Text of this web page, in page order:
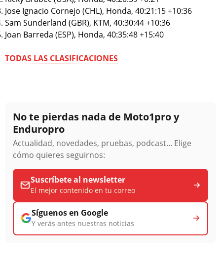
Jose Ignacio Cornejo (CHL), Honda, 40:21:15 +10:36
Sam Sunderland (GBR), KTM, 40:30:44 +10:36
Joan Barreda (ESP), Honda, 40:35:48 +15:40
TODAS LAS CLASIFICACIONES
No te pierdas nada de Moto1pro y
Enduropro
Actualidad, novedades, pruebas, podcast... Elige
cómo quieres seguirnos:
Suscríbete al newsletter
El mejor contenido en tu correo
Síguenos en Google
Y verás antes nuestras noticias